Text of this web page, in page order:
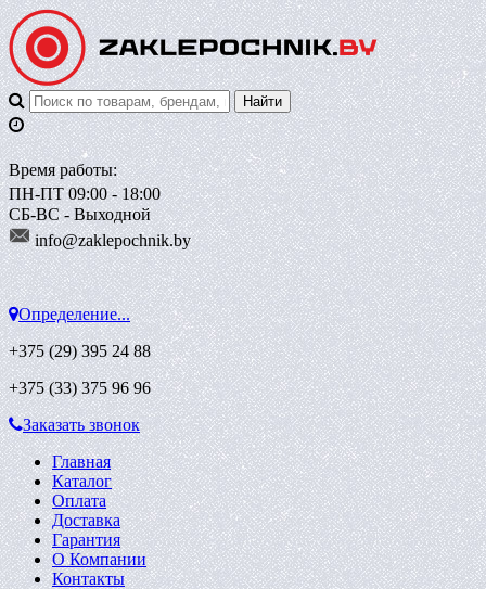
Время работы:
ПН-ПТ 09:00 - 18:00
СБ-ВС - Выходной
info@zaklepochnik.by
Определение...
+375 (29)395 24 88
+375 (33)375 96 96
Заказать звонок
Главная
Каталог
Оплата
Доставка
Гарантия
О Компании
Контакты